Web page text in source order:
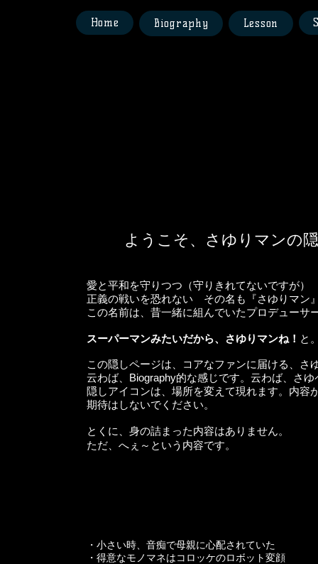
Home Biography Lesson
ようこそ、さゆりマンの
愛と平和を守りつつ（守りきれてないですが）
正義の戦いを恐れない その名も『さゆりマン
この名前は、昔一緒に組んでいたプロデューサ
スーパーマンみたいだから、さゆりマンね！ と
この隠しページは、コアなファンに届ける、さ
云わば、Biography的な感じです。云わば、さ
隠しアイコンは、場所を変えて現れます。内容
期待はしないでください。
とくに、身の詰まった内容はありません。
ただ、へぇ～という内容です。
・小さい時、音痴で母親に心配されていた
・得意なモノマネはコロッケのロボット変顔